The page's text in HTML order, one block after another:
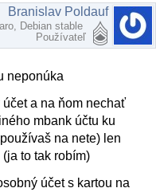
RE: Mate niekto skusenost s Paysafecard?
Branislav Poldauf
Debian stable
Používateľ
neponúka
a na ňom nechať
mbank účtu ku
na nete) len
to tak robím)
účet s kartou na